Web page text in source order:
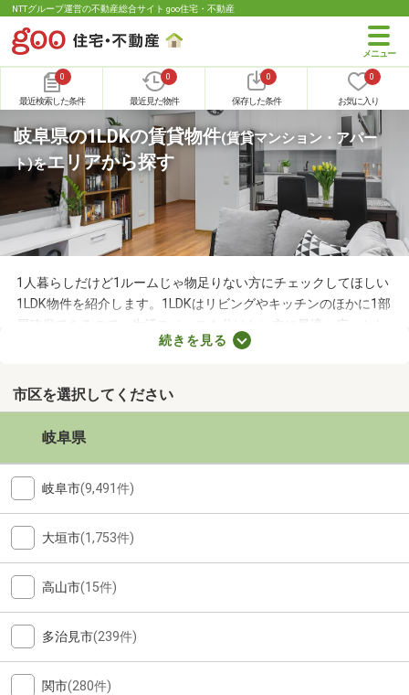
NTTグループ運営の不動産総合サイト goo住宅・不動産
0
最近検索した条件
0
最近見た物件
0
保存した条件
0
お気に入り
岐阜県の1LDKの賃貸物件(賃貸マンション・アパー
ト)をエリアから探す
1人暮らしだけど1ルームじゃ物足りない方にチェックしてほしい
1LDK物件を紹介します。1LDKはリビングやキッチンのほかに1部
屋確保できるので、生活スペースを分けたい方に最適。広々とし
たLDKの物件を選べば、ゆったりとくつろげる理想のお部屋に住
えるお部屋を見つけてくださいね。
続きを見る
市区を選択してください
岐阜県
岐阜市(9,491件)
大垣市(1,753件)
高山市(15件)
多治見市(239件)
関市(280件)